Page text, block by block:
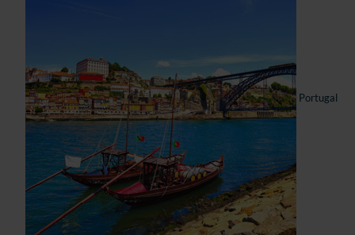
Portugal